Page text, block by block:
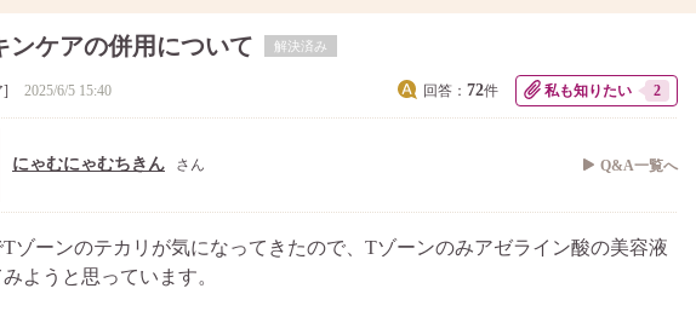
ンケアの併用について 解決済み
2025/6/5 15:40 回答： 72件 私も知りたい 2
にゃむにゃむちきん さん Q&A一覧へ
ゾーンのテカリが気になってきたので、Tゾーンのみアゼライン酸の美容液
ようと思っています。